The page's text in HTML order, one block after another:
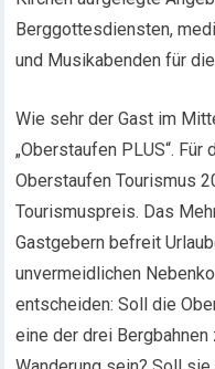
Berggottesdiensten,
und Musikabenden für
Wie sehr der Gast im
„Oberstaufen PLUS“.
Oberstaufen Tourismus
Tourismuspreis. Das
Gastgebern befreit
unvermeidlichen
entscheiden: Soll die
eine der drei